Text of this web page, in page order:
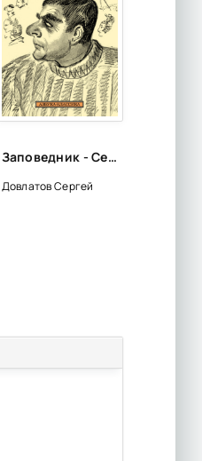
Заповедник - Сергей Довлатов
Довлатов Сергей